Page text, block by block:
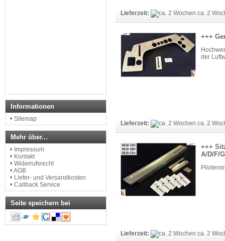
Lieferzeit: ca. 2
+++
der
Lieferzeit: ca. 2
+++
A/D/F/
Lieferzeit: ca. 2
Informationen
Sitemap
Mehr über...
Impressum
Kontakt
Widerrufsrecht
AGB
Liefer- und Versandkosten
Callback Service
Seite speichern bei